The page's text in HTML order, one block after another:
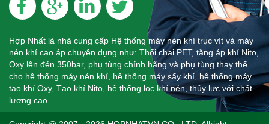
Hợp Nhất là nhà cung cấp Hệ thống máy nén khí trục vít và máy
nén khí cao áp chuyên dụng như: Thổi chai PET, tăng áp khí Nito,
Oxy lên đén 350bar, phụ tùng chính hãng và phụ tùng thay thế
cho hệ thống máy nén khí, hệ thống máy sấy khí, hệ thống máy
tạo khí Oxy, Tạo khí Nito, hệ thống lọc khí nén, thủy lực với chất
lượng cao.